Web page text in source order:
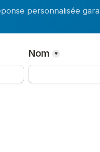
personnalisée